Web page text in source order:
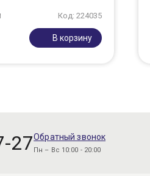
Код: 224035
В корзину
27Обратный звонок
Пн – Вс 10:00 - 20:00